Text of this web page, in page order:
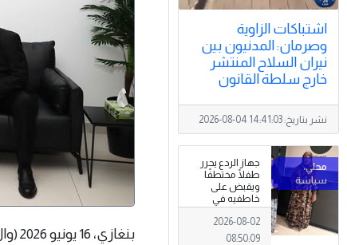
اشتباكات الزاوية
وصرمان: المدنيون بين
نيران السلاح المنتشر
خارج سلطة القانون
نشر بتاريخ:2026-08-04 14:41:03
جهاز الردع يحرر
طفلًا مختطفًا
ويقبض على
خاطفيه في
طرابلس
2026-08-02
08:50:09